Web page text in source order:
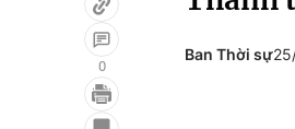
0
Ban Thời sự